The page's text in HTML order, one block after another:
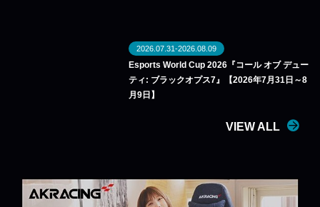
2026.07.31-2026.08.09
Esports World Cup 2026『コール オブ デュー
ティ: ブラックオプス7』【2026年7月31日～8
月9日】
VIEW ALL